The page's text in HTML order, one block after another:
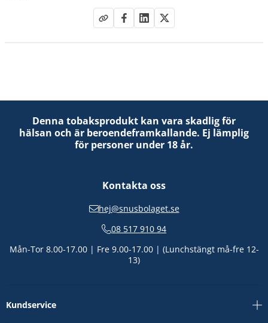
Denna tobaksprodukt kan vara skadlig för
hälsan och är beroendeframkallande. Ej lämplig
för personer under 18 år.
Kontakta oss
hej@snusbolaget.se
08 517 910 94
Mån-Tor 8.00-17.00 | Fre 9.00-17.00 | (Lunchstängt må-fre 12-
13)
Kundservice